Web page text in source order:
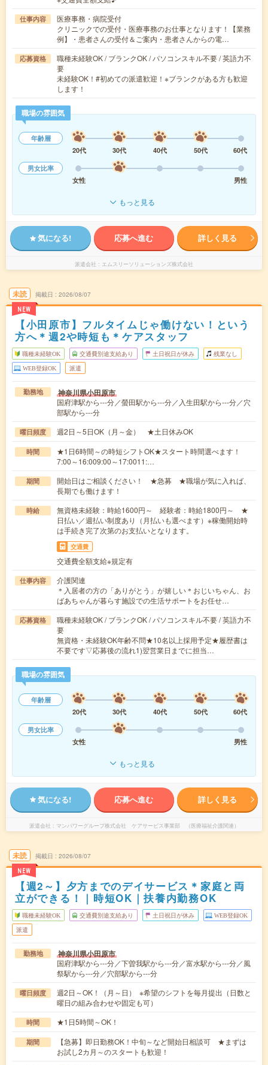
仕事内容
医療事務・病院受付
クリニックでの受付・医療事務のお仕事となります！【業務
例】・患者さんの受付＆ご案内・患者さんからの電…
応募資格
職種未経験OK / ブランクOK / パソコンスキル不要 / 英語力不
要
未経験OK！#初めての派遣歓迎！※ブランクがある方も歓迎
します！
職場の雰囲気
年齢層
20代
30代 40代 50代
60代
男女比率
女性
男性
もっと見る
気になる! 応募へ進む 詳しく見る
派遣会社 エムスリーソリューションズ株式会社
未読
NEW
掲載日 2026/08/07
【小田原市】フルタイムじゃ働けない！という
方へ＊週2や時短も＊ケアスタッフ
職種未経験OK 交通費別途支給あり 土日祝日が休み 残業なし
WEB登録OK 派遣
勤務地 神奈川県小田原市
国府津駅から---分／螢田駅から---分／入生田駅から---分／穴
部駅から---分
曜日頻度 週2日～5日OK（月～金） ★土日休みOK
時間
★1日6時間～の時短シフトOK★スタート時間選べます！
7:00～16:009:00～17:0011:…
期間
開始日はご相談ください！ ★急募 ★職場が気に入れば、
長期でも働けます！
時給
無資格未経験：時給1600円～ 経験者：時給1800円～ ★
日払い／週払い制度あり（月払いも選べます）※稼働開始時
は手続き完了次第のお支払いとなります。
交通費
交通費全額支給※規定有
仕事内容
介護関連
＊入居者の方の「ありがとう」が嬉しい＊おじいちゃん、お
ばあちゃんが暮らす施設での生活サポートをお任せ…
応募資格
職種未経験OK / ブランクOK / パソコンスキル不要 / 英語力不
要
無資格・未経験OK年齢不問★10名以上採用予定★履歴書は
不要です▽応募後の流れ1)翌営業日までに担当…
職場の雰囲気
年齢層
20代
30代 40代 50代
60代
男女比率
女性
男性
もっと見る
気になる! 応募へ進む 詳しく見る
派遣会社 マンパワーグループ株式会社 ケアサービス事業部 （医療福祉介護関連）
未読
NEW
掲載日 2026/08/07
【週2～】夕方までのデイサービス＊家庭と両
立ができる！｜時短OK｜扶養内勤務OK
職種未経験OK 交通費別途支給あり 土日祝日が休み WEB登録OK
派遣
勤務地 神奈川県小田原市
国府津駅から---分／下曽我駅から---分／富水駅から---分／風
祭駅から---分／穴部駅から---分
曜日頻度
週2日～OK！（月～日） ※希望のシフトを毎月提出（日数と
曜日の組み合わせや固定も可）
時間 ★1日5時間～OK！
期間
【急募】即日勤務OK！中旬～など開始日相談可 ★まずは
お試し2カ月～のスタートも歓迎！